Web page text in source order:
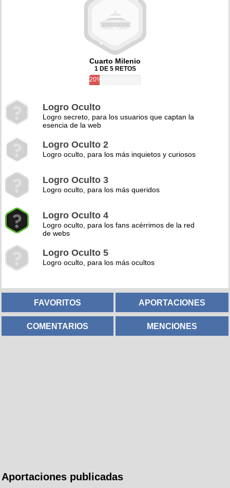
Cuarto Milenio
1 DE 5 RETOS
20%
Logro Oculto
Logro secreto, para los usuarios que captan la
esencia de la web
Logro Oculto 2
Logro oculto, para los más inquietos y curiosos
Logro Oculto 3
Logro oculto, para los más queridos
Logro Oculto 4
Logro oculto, para los fans acérrimos de la red
de webs
Logro Oculto 5
Logro oculto, para los más ocultos
FAVORITOS APORTACIONES
COMENTARIOS MENCIONES
Aportaciones publicadas